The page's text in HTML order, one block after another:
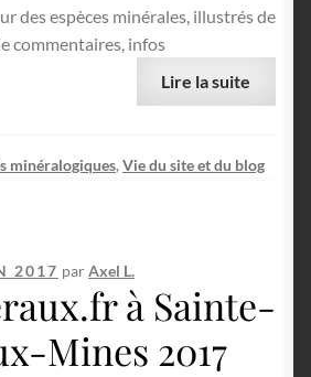
des espèces minérales, illustrés de
commentaires, infos
Lire la suite
minéralogiques, Vie du site et du blog
2017 parAxel L.
à Sainte-
Mines 2017